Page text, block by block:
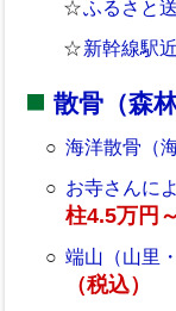
ふるさと
新幹線駅
散骨（森
海洋散骨（
お寺さんに
柱4.5万円
端山（山里
（税込）